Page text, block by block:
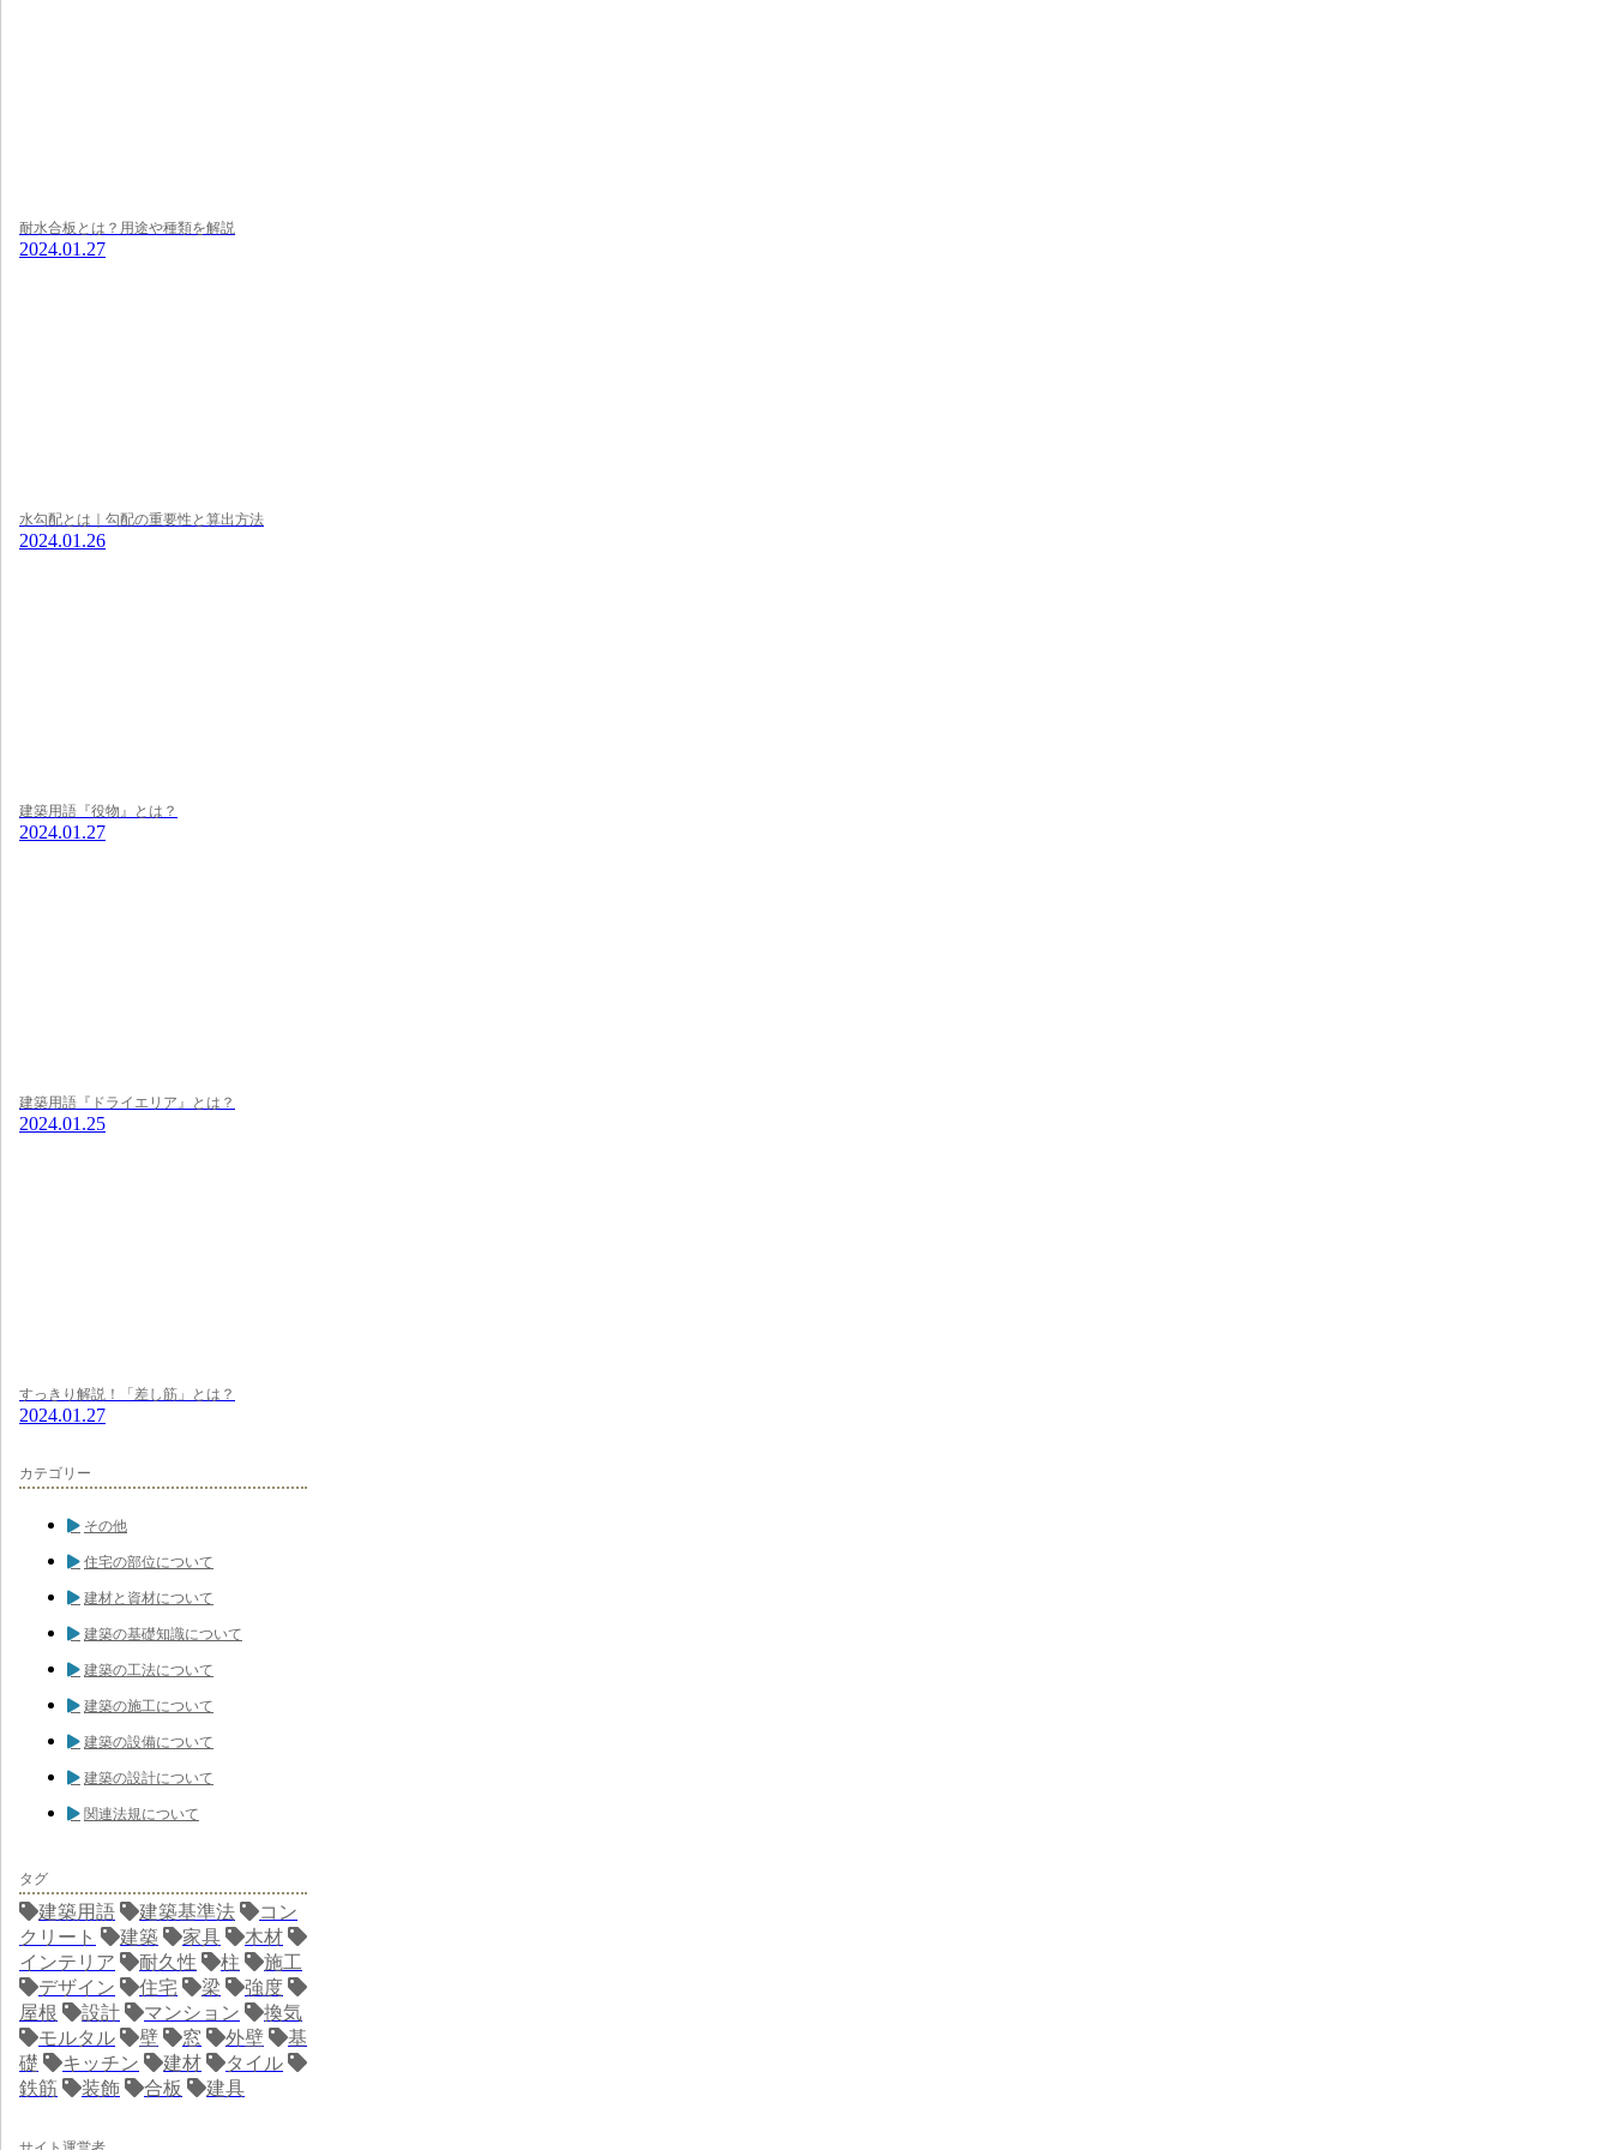
耐水合板とは？用途や種類を解説
2024.01.27
水勾配とは｜勾配の重要性と算出方法
2024.01.26
建築用語『役物』とは？
2024.01.27
建築用語『ドライエリア』とは？
2024.01.25
すっきり解説！「差し筋」とは？
2024.01.27
カテゴリー
その他
住宅の部位について
建材と資材について
建築の基礎知識について
建築の工法について
建築の施工について
建築の設備について
建築の設計について
関連法規について
タグ
建築用語 建築基準法
コン
クリート
建築 家具
木材
インテリア
耐久性 柱
施工
デザイン
住宅 梁
強度
屋根
設計 マンション
換気
モルタル
壁 窓 外壁
基
礎
キッチン 建材
タイル
鉄筋
装飾 合板 建具